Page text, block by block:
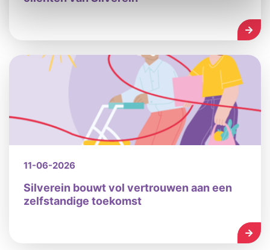
11-06-2026
Silverein bouwt vol vertrouwen aan een
zelfstandige toekomst